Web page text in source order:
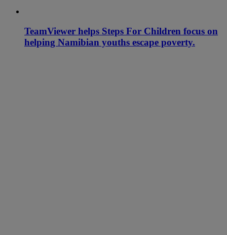
TeamViewer helps Steps For Children focus on
helping Namibian youths escape poverty.